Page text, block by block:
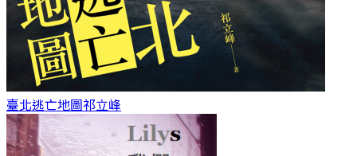
臺北逃亡地圖祁立峰